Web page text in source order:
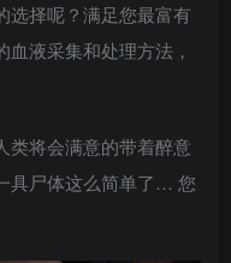
选择呢？满足您最富有
液采集和处理方法，
类将会满意的带着醉意
具尸体这么简单了… 您